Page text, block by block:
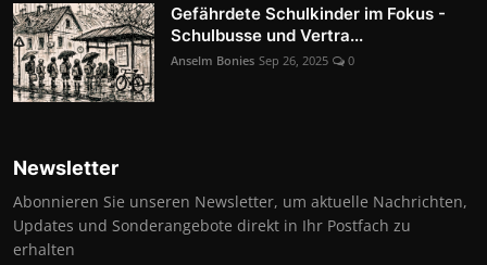
Gefährdete Schulkinder im Fokus -
Schulbusse und Vertra...
Anselm Bonies Sep 26, 2025 0
Newsletter
Abonnieren Sie unseren Newsletter, um aktuelle Nachrichten,
Updates und Sonderangebote direkt in Ihr Postfach zu
erhalten